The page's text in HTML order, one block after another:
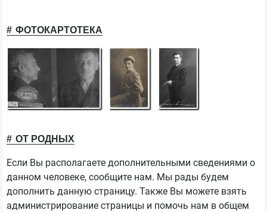
ФОТОКАРТОТЕКА
ОТ РОДНЫХ
Если Вы располагаете дополнительными сведениями о
данном человеке, сообщите нам. Мы рады будем
дополнить данную страницу. Также Вы можете взять
администрирование страницы и помочь нам в общем